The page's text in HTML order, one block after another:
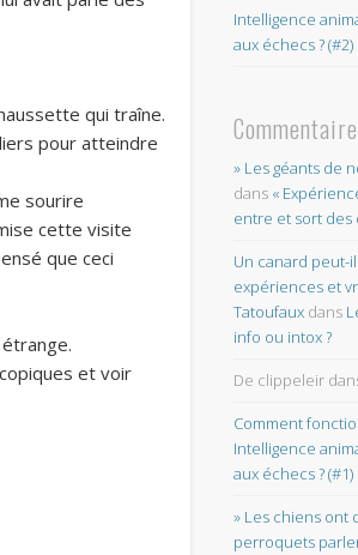
qui traîne.
pour atteindre
sourire
cette visite
que ceci
et voir
Intelligence
aux échecs ? (#2)
» Les géants de
dans «
entre et sort des
Un canard peut-
expériences et
Tatoufaux dans
info ou intox ?
De clippeleir
Comment
Intelligence
aux échecs ? (#1)
» Les chiens ont
perroquets